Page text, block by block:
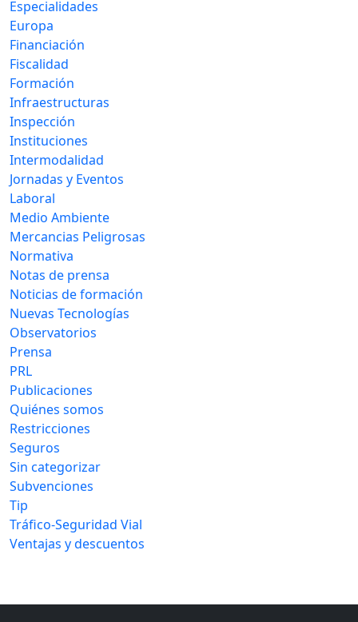
Especialidades
Europa
Financiación
Fiscalidad
Formación
Infraestructuras
Inspección
Instituciones
Intermodalidad
Jornadas y Eventos
Laboral
Medio Ambiente
Mercancias Peligrosas
Normativa
Notas de prensa
Noticias de formación
Nuevas Tecnologías
Observatorios
Prensa
PRL
Publicaciones
Quiénes somos
Restricciones
Seguros
Sin categorizar
Subvenciones
Tip
Tráfico-Seguridad Vial
Ventajas y descuentos